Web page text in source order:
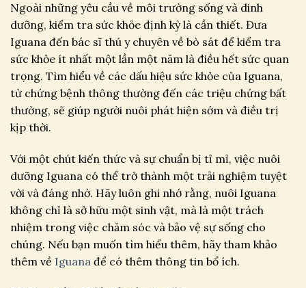
Ngoài những yêu cầu về môi trường sống và dinh
dưỡng, kiểm tra sức khỏe định kỳ là cần thiết. Đưa
Iguana đến bác sĩ thú y chuyên về bò sát để kiểm tra
sức khỏe ít nhất một lần một năm là điều hết sức quan
trọng. Tìm hiểu về các dấu hiệu sức khỏe của Iguana,
từ chứng bệnh thông thường đến các triệu chứng bất
thường, sẽ giúp người nuôi phát hiện sớm và điều trị
kịp thời.
Với một chút kiến thức và sự chuẩn bị tỉ mỉ, việc nuôi
dưỡng Iguana có thể trở thành một trải nghiệm tuyệt
vời và đáng nhớ. Hãy luôn ghi nhớ rằng, nuôi Iguana
không chỉ là sở hữu một sinh vật, mà là một trách
nhiệm trong việc chăm sóc và bảo vệ sự sống cho
chúng. Nếu bạn muốn tìm hiểu thêm, hãy tham khảo
thêm về Iguana để có thêm thông tin bổ ích.